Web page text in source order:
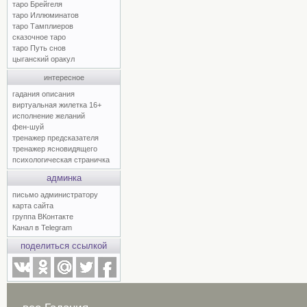
таро Брейгеля
таро Иллюминатов
таро Тамплиеров
сказочное таро
таро Путь снов
цыганский оракул
интересное
гадания описания
виртуальная жилетка 16+
исполнение желаний
фен-шуй
тренажер предсказателя
тренажер ясновидящего
психологическая страничка
админка
письмо администратору
карта сайта
группа ВКонтакте
Канал в Telegram
поделиться ссылкой